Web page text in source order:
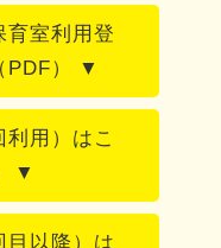
育室利用登
）
用）はこ
目以降）は